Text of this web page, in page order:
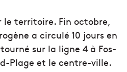
le territoire. Fin octobre,
a circulé 10 jours en
sur la ligne 4 à Fos-
Plage et le centre-ville.